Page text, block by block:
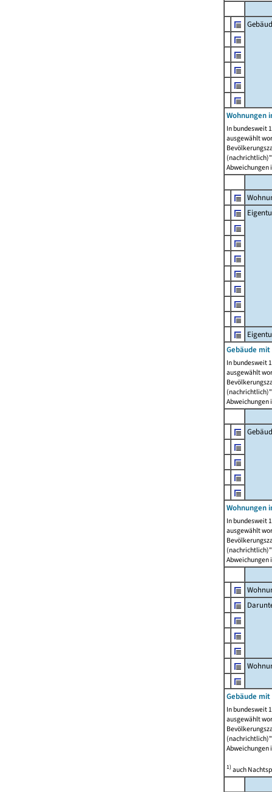
Wohnungen
In bundesweit
ausgewählt
Abweichungen
Gebäude
In bundesweit
ausgewählt
Abweichungen
Wohnungen
In bundesweit
ausgewählt
Abweichungen
Gebäude
In bundesweit
ausgewählt
Abweichungen
1)auch